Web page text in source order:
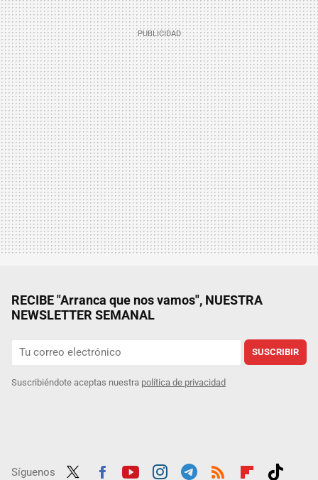
RECIBE "Arranca que nos vamos", NUESTRA
NEWSLETTER SEMANAL
SUSCRIBIR
Suscribiéndote aceptas nuestra política de privacidad
Síguenos